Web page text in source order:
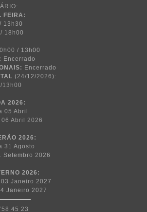
FEIRA:
13h30
18h00
/ 13h00
Encerrado
Encerrado
(24/12/2026):
13h00
2026:
05 Abril
06 Abril 2026
2026:
31 Agosto
Setembro 2026
2026:
Janeiro 2027
Janeiro 2027
45 23